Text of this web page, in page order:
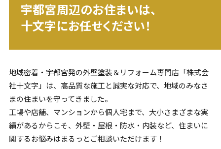
宇都宮周辺のお住まいは、
十文字にお任せください！
地域密着・ 宇都宮発の外壁塗装＆リフォーム専門店「株式会
社十文字」は、高品質な施工と誠実な対応で、地域のみなさ
まの住まいを守ってきました。
工場や店舗、マンションから個人宅まで、大小さまざまな実
績があるからこそ、外壁・屋根・防水・内装など、住まいに
関するお悩みはまるっとご相談いただけます！